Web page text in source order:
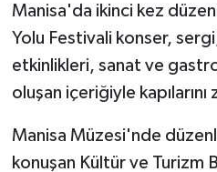
Manisa'da ikinci kez
Yolu Festivali konser,
etkinlikleri, sanat ve
oluşan içeriğiyle
Manisa Müzesi'nde
konuşan Kültür ve Turizm